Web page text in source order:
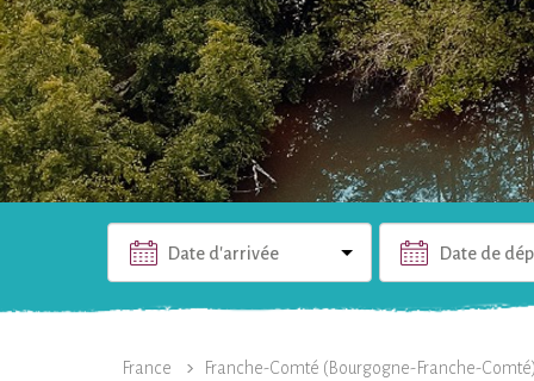
Date d'arrivée Date de
France Franche-Comté (Bourgogne-Franche-Comté)